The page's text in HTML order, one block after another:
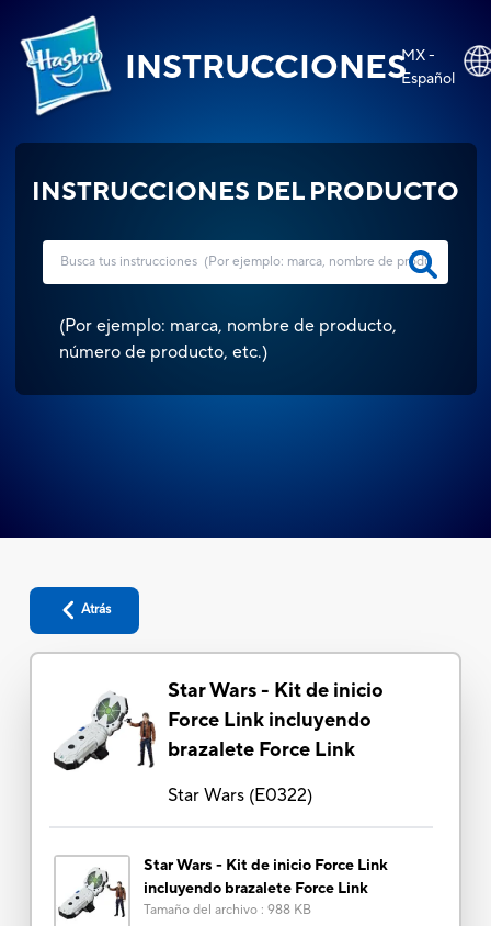
INSTRUCCIONESMX -
Español
INSTRUCCIONES DEL PRODUCTO
(Por ejemplo: marca, nombre de producto,
número de producto, etc.)
Atrás
Star Wars - Kit de inicio
Force Link incluyendo
brazalete Force Link
Star Wars(E0322)
Star Wars - Kit de inicio Force Link
incluyendo brazalete Force Link
Tamaño del archivo: 988 KB